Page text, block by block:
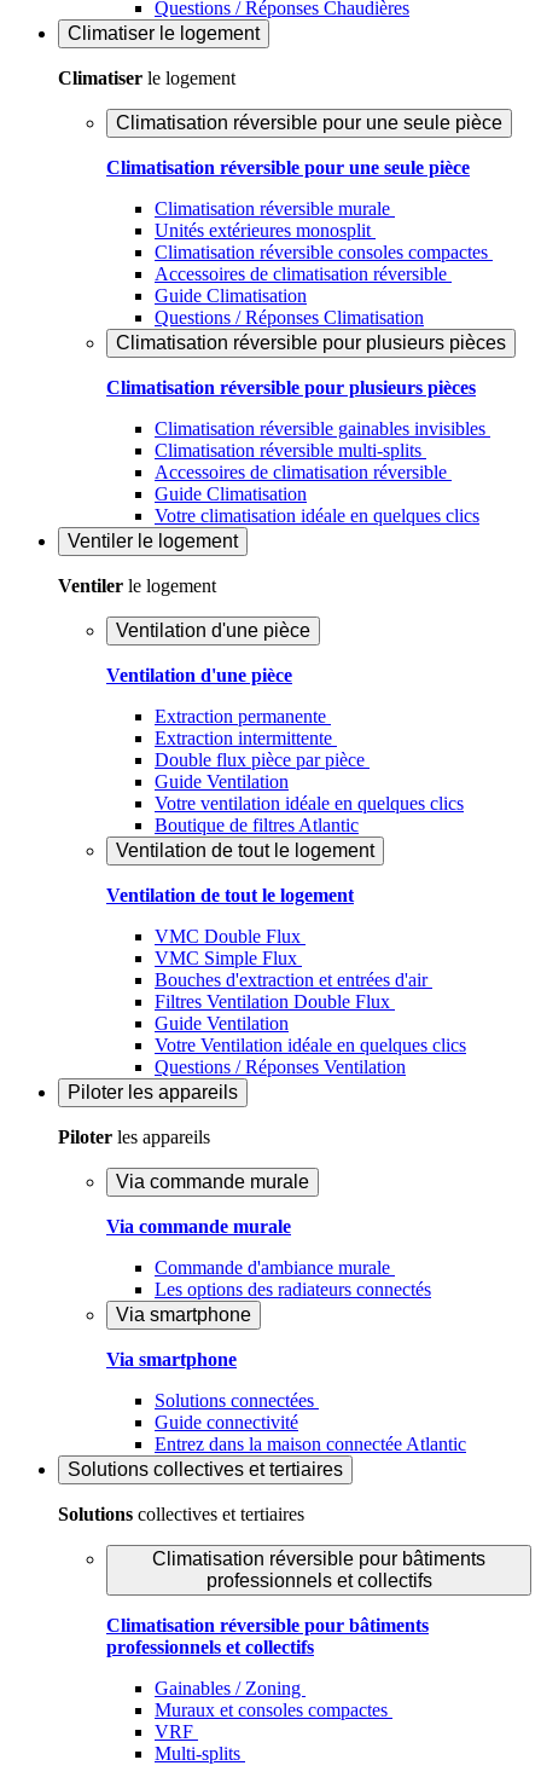
Questions / Réponses Chaudières
Climatiser le logement
Climatiser le logement
Climatisation réversible pour une seule pièce
Climatisation réversible pour une seule pièce
Climatisation réversible murale
Unités extérieures monosplit
Climatisation réversible consoles compactes
Accessoires de climatisation réversible
Guide Climatisation
Questions / Réponses Climatisation
Climatisation réversible pour plusieurs pièces
Climatisation réversible pour plusieurs pièces
Climatisation réversible gainables invisibles
Climatisation réversible multi-splits
Accessoires de climatisation réversible
Guide Climatisation
Votre climatisation idéale en quelques clics
Ventiler le logement
Ventiler le logement
Ventilation d'une pièce
Ventilation d'une pièce
Extraction permanente
Extraction intermittente
Double flux pièce par pièce
Guide Ventilation
Votre ventilation idéale en quelques clics
Boutique de filtres Atlantic
Ventilation de tout le logement
Ventilation de tout le logement
VMC Double Flux
VMC Simple Flux
Bouches d'extraction et entrées d'air
Filtres Ventilation Double Flux
Guide Ventilation
Votre Ventilation idéale en quelques clics
Questions / Réponses Ventilation
Piloter les appareils
Piloter les appareils
Via commande murale
Via commande murale
Commande d'ambiance murale
Les options des radiateurs connectés
Via smartphone
Via smartphone
Solutions connectées
Guide connectivité
Entrez dans la maison connectée Atlantic
Solutions collectives et tertiaires
Solutions collectives et tertiaires
Climatisation réversible pour bâtiments
professionnels et collectifs
Climatisation réversible pour bâtiments
professionnels et collectifs
Gainables / Zoning
Muraux et consoles compactes
VRF
Multi-splits